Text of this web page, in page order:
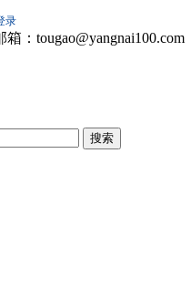
箱：tougao@yangnai100.com